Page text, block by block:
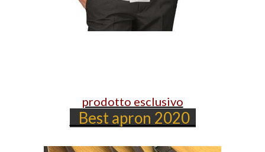
prodotto esclusivo
Best apron 2020